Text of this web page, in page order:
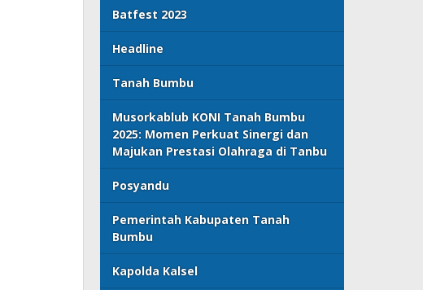
Batfest 2023
Headline
Tanah Bumbu
Musorkablub KONI Tanah Bumbu
2025: Momen Perkuat Sinergi dan
Majukan Prestasi Olahraga di Tanbu
Posyandu
Pemerintah Kabupaten Tanah
Bumbu
Kapolda Kalsel